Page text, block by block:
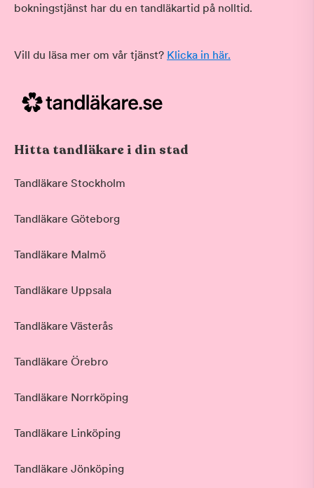
bokningstjänst har du en tandläkartid på nolltid.
Vill du läsa mer om vår tjänst? Klicka in här.
Hitta tandläkare i din stad
Tandläkare Stockholm
Tandläkare Göteborg
Tandläkare Malmö
Tandläkare Uppsala
Tandläkare Västerås
Tandläkare Örebro
Tandläkare Norrköping
Tandläkare Linköping
Tandläkare Jönköping